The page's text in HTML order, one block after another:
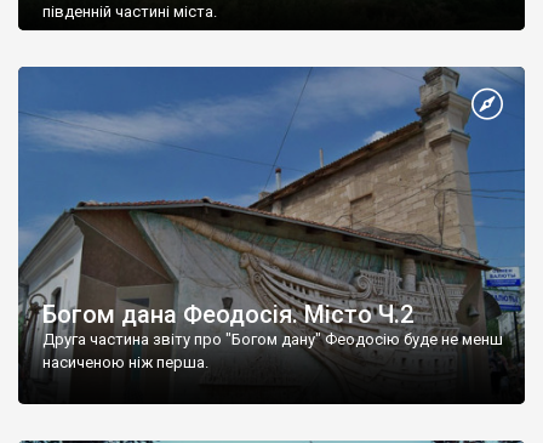
південній частині міста.
Богом дана Феодосія. Місто Ч.2
Друга частина звіту про "Богом дану" Феодосію буде не менш
насиченою ніж перша.